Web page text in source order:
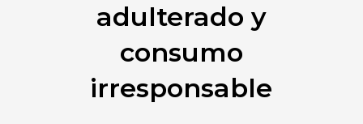
adulterado y
consumo
irresponsable